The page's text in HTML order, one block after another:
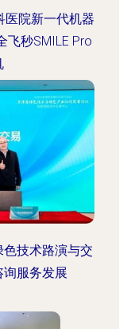
医院新一代机器
飞秒SMILE Pro
技术路演与交
服务发展